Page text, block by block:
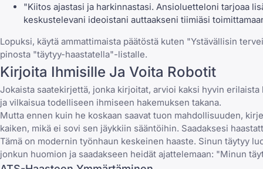
"Kiitos ajastasi ja harkinnastasi. Ansioluetteloni tarjoaa
keskustelevani ideoistani auttaakseni tiimiäsi
Lopuksi, käytä ammattimaista päätöstä kuten "Ystävällisin
pinosta "täytyy-haastatella"-listalle.
Kirjoita Ihmisille Ja Voita Robotit
Jokaista saatekirjettä, jonka kirjoitat, arvioi kaksi hyvin
ja vilkaisua todelliseen ihmiseen hakemuksen takana.
Mutta ennen kuin he koskaan saavat tuon mahdollisuuden,
kaiken, mikä ei sovi sen jäykkiin sääntöihin. Saadaksesi
Tämä on modernin työnhaun keskeinen haaste. Sinun täytyy
jonkun huomion ja saadakseen heidät ajattelemaan: "Minun